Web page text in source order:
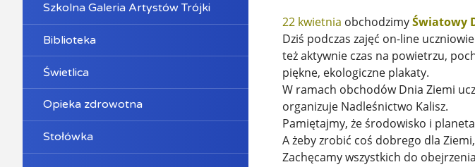
Szkolna Galeria Artystów Trójki
Biblioteka
Świetlica
Opieka zdrowotna
Stołówka
22 kwietnia obchodzimyŚwiatowy
Dziś podczas zajęć on-line
też aktywnie czas na powietrzu,
piękne, ekologiczne plakaty.
W ramach obchodów Dnia Ziemi
organizuje Nadleśnictwo Kalisz.
Pamiętajmy, że środowisko i
A żeby zrobić coś dobrego dla
Zachęcamy wszystkich do